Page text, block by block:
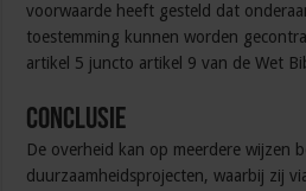
voorwaarde heeft gesteld dat
toestemming kunnen worden
artikel 5 juncto artikel 9 van de Wet
Conclusie
De overheid kan op meerdere wijzen
duurzaamheidsprojecten, waarbij zij